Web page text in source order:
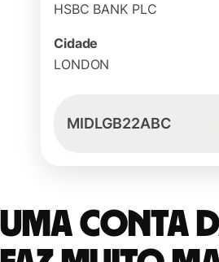
HSBC BANK PLC
Cidade
LONDON
MIDLGB22ABC
Uma conta